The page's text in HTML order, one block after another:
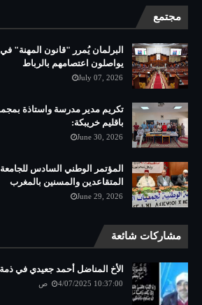
مجتمع
البرلمان يُمرر "قانون المهنة"
يواصلون اعتصامهم بالرباط
July 07, 2026
تكريم مدير مدرسة واستاذة
باقليم خريبكة:
June 30, 2026
المؤتمر الوطني السادس
المتقاعدين والمسنين بالمغرب
June 29, 2026
مشاركات شائعة
الأخ المناضل أحمد جعيدي في ذمة
4/07/2025 10:37:00 ص